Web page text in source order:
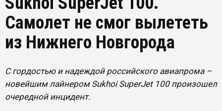
Самолет не смог вылететь
из Нижнего Новгорода
С гордостью и надеждой российского авиапрома –
новейшим лайнером Sukhoi SuperJet 100 произошел
очередной инцидент.